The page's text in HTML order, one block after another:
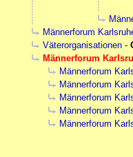
Männerforum
Väterorganisationen -
Männerforum
Männerforum
Männerforum
Männerforum
Männerforum
Männerforum